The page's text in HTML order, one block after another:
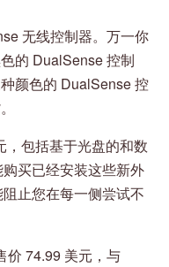
无线控制器。万一你
的 DualSense 控制
颜色的 DualSense 控
，包括基于光盘的和数
买已经安装这些新外
止您在每一侧尝试不
价 74.99 美元，与